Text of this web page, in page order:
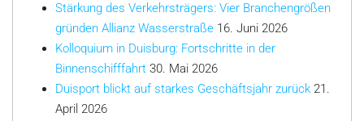
Stärkung des Verkehrsträgers: Vier Branchengrößen
gründen Allianz Wasserstraße 16. Juni 2026
Kolloquium in Duisburg: Fortschritte in der
Binnenschifffahrt 30. Mai 2026
Duisport blickt auf starkes Geschäftsjahr zurück 21.
April 2026